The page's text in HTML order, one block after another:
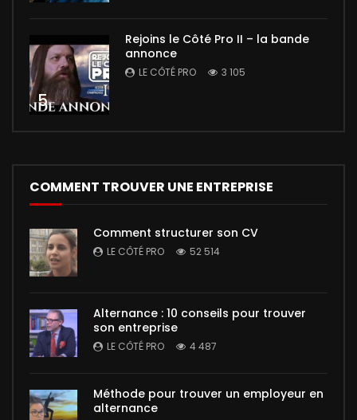
5
Rejoins le Côté Pro II – la bande
annonce
LE CÔTÉ PRO 3 105
COMMENT TROUVER UNE ENTREPRISE
Comment structurer son CV
LE CÔTÉ PRO 52 514
Alternance : 10 conseils pour trouver
son entreprise
LE CÔTÉ PRO 4 487
Méthode pour trouver un employeur en
alternance